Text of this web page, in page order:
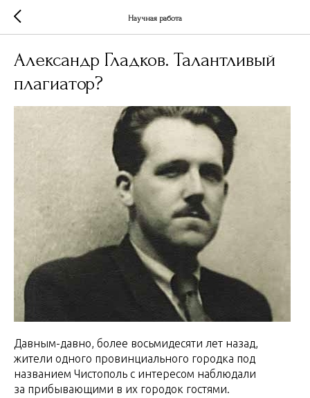
Научная работа
Александр Гладков. Талантливый
плагиатор?
Давным-давно, более восьмидесяти лет назад,
жители одного провинциального городка под
названием Чистополь с интересом наблюдали
за прибывающими в их городок гостями.